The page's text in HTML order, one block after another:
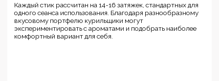
Каждый стик рассчитан на 14-16 затяжек, стандартных для
одного сеанса использования. Благодаря разнообразному
вкусовому портфелю курильщики могут
экспериментировать с ароматами и подобрать наиболее
комфортный вариант для себя.